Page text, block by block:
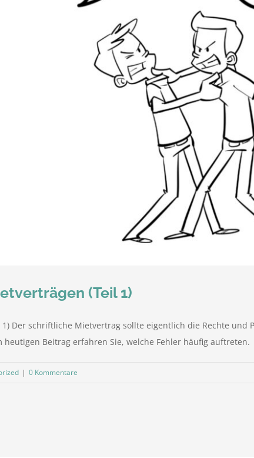
(Teil 1)
Der schriftliche Mietvertrag sollte eigentlich die Rechte
Beitrag erfahren Sie, welche Fehler häufig
| 0 Kommentare